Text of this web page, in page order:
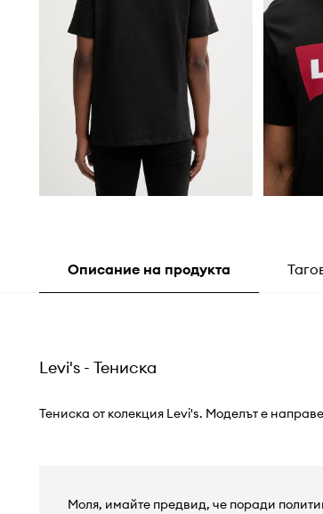
Описание на продукта
Levi's - Тениска
Тениска от колекция Levi's. Моделът е
Моля, имайте предвид, че поради